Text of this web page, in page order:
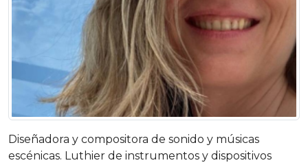
Diseñadora y compositora de sonido y músicas
escénicas. Luthier de instrumentos y dispositivos